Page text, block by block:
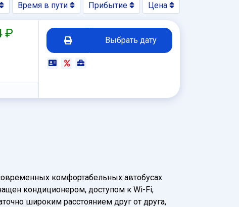
Время в пути Прибытие Цена
₽ Выбрать дату
комфортабельных автобусах
кондиционером, доступом к Wi-Fi,
широким расстоянием друг от друга,